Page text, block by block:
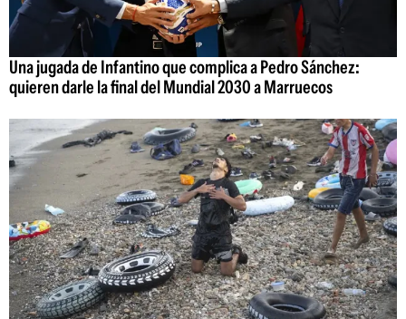
Una jugada de Infantino que complica a Pedro Sánchez:
quieren darle la final del Mundial 2030 a Marruecos